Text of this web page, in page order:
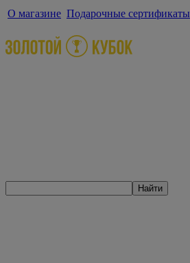
О магазине Подарочные сертификаты
Найти